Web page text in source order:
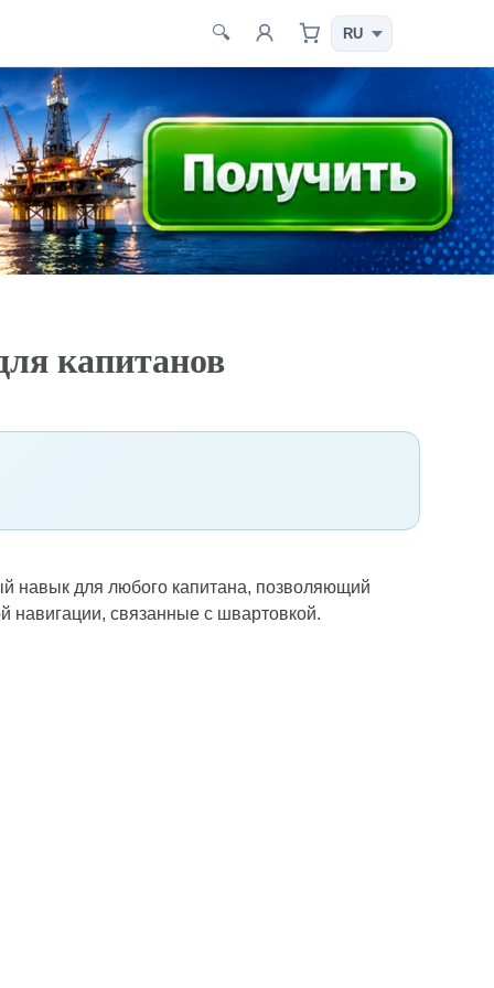
🔍
капитанов
навык для любого капитана, позволяющий
навигации, связанные с швартовкой.